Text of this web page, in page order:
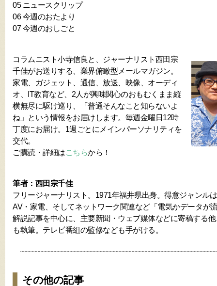
05 ニュースクリップ
06 今週のおたより
07 今週のおしごと
コラムニスト小寺信良と、ジャーナリスト西田宗
千佳がお送りする、業界俯瞰型メールマガジン。
家電、ガジェット、通信、放送、映像、オーディ
オ、IT教育など、2人が興味関心のおもむくまま縦
横無尽に駆け巡り、「普通そんなこと知らないよ
ね」という情報をお届けします。毎週金曜日12時
丁度にお届け。1週ごとにメインパーソナリティを
交代。
ご購読・詳細はこちらから！
筆者：西田宗千佳
フリージャーナリスト。1971年福井県出身。得意ジャンル
AV・家電、そしてネットワーク関連など「電気かデータが
解説記事を中心に、主要新聞・ウェブ媒体などに寄稿する
も執筆。テレビ番組の監修なども手がける。
その他の記事